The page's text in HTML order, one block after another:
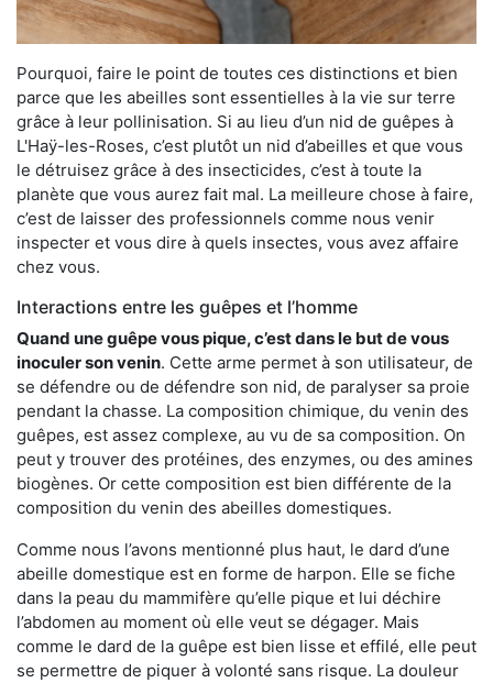
Pourquoi, faire le point de toutes ces distinctions et bien
parce que les abeilles sont essentielles à la vie sur terre
grâce à leur pollinisation. Si au lieu d’un nid de guêpes à
L'Haÿ-les-Roses, c’est plutôt un nid d’abeilles et que vous
le détruisez grâce à des insecticides, c’est à toute la
planète que vous aurez fait mal. La meilleure chose à faire,
c’est de laisser des professionnels comme nous venir
inspecter et vous dire à quels insectes, vous avez affaire
chez vous.
Interactions entre les guêpes et l’homme
Quand une guêpe vous pique, c’est dans le but de vous
inoculer son venin. Cette arme permet à son utilisateur, de
se défendre ou de défendre son nid, de paralyser sa proie
pendant la chasse. La composition chimique, du venin des
guêpes, est assez complexe, au vu de sa composition. On
peut y trouver des protéines, des enzymes, ou des amines
biogènes. Or cette composition est bien différente de la
composition du venin des abeilles domestiques.
Comme nous l’avons mentionné plus haut, le dard d’une
abeille domestique est en forme de harpon. Elle se fiche
dans la peau du mammifère qu’elle pique et lui déchire
l’abdomen au moment où elle veut se dégager. Mais
comme le dard de la guêpe est bien lisse et effilé, elle peut
se permettre de piquer à volonté sans risque. La douleur